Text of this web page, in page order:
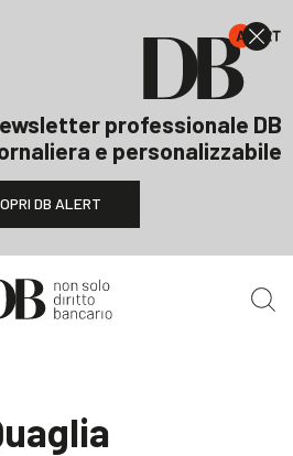
professionale DB
e personalizzabile
DB ALERT